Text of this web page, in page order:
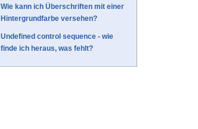
Wie kann ich Überschriften mit einer
Hintergrundfarbe versehen?
Undefined control sequence - wie
finde ich heraus, was fehlt?